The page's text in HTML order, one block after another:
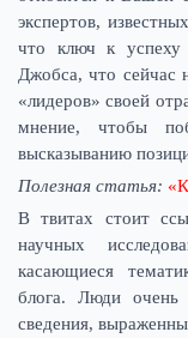
экспертов,
что ключ к успеху
Джобса, что сейчас
«лидеров» своей
мнение, чтобы
высказыванию
Полезная статья:
В твитах стоит
научных
касающиеся
блога. Люди
сведения,